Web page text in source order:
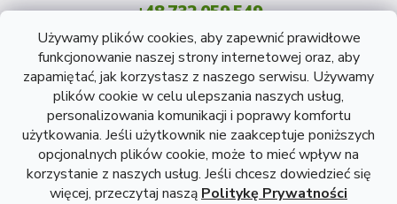
Używamy plików cookies, aby zapewnić prawidłowe
funkcjonowanie naszej strony internetowej oraz, aby
zapamiętać, jak korzystasz z naszego serwisu. Używamy
plików cookie w celu ulepszania naszych usług,
personalizowania komunikacji i poprawy komfortu
użytkowania. Jeśli użytkownik nie zaakceptuje poniższych
opcjonalnych plików cookie, może to mieć wpływ na
korzystanie z naszych usług. Jeśli chcesz dowiedzieć się
więcej, przeczytaj naszą Politykę Prywatności
+48 732 059 549
Pon - Pt: 8 - 15 godź.
info@atreon.pl